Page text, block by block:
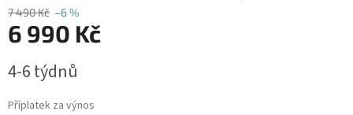
7 490 Kč –6 %
6 990 Kč
cena:
4-6 týdnů
Příplatek za výnos